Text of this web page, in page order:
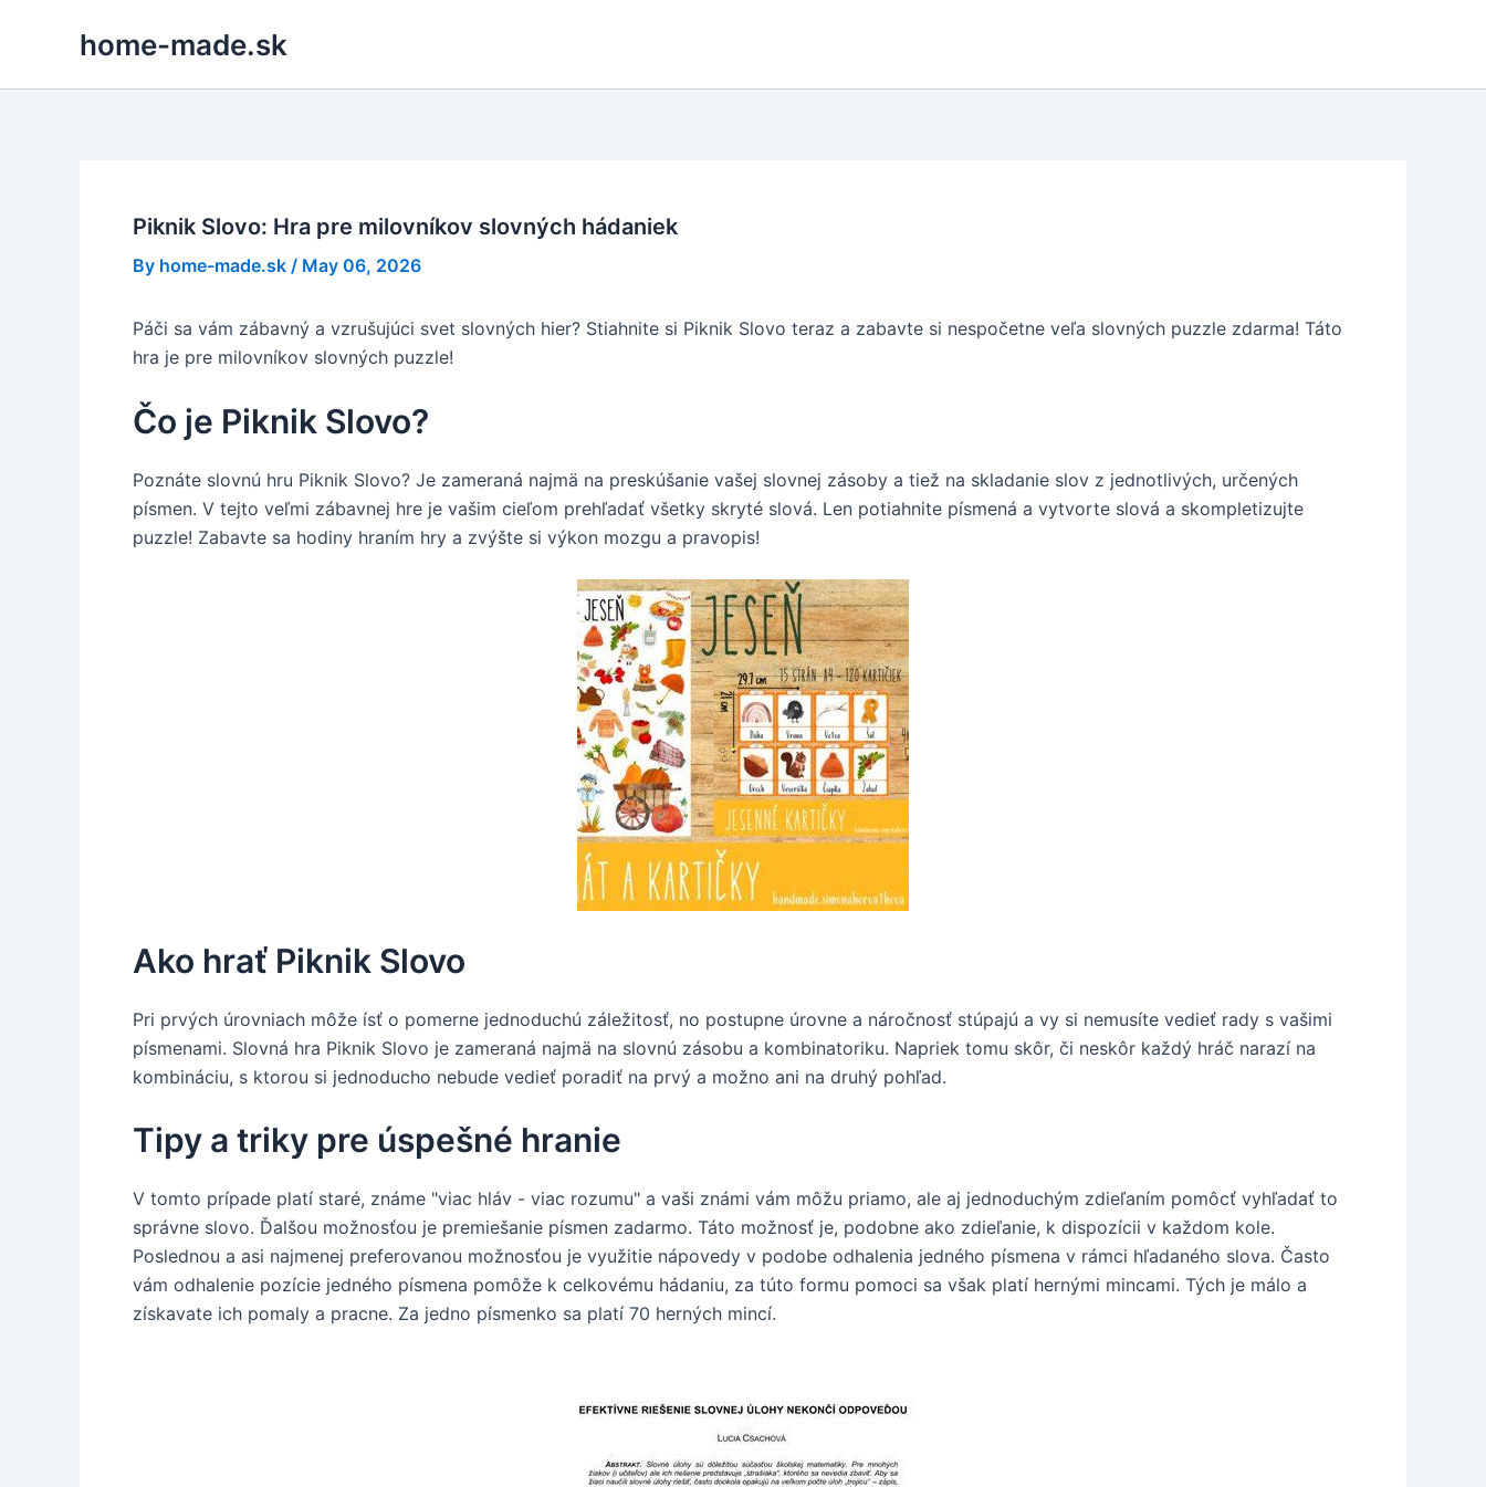
home-made.sk
Piknik Slovo: Hra pre milovníkov slovných hádaniek
By home-made.sk / May 06, 2026
Páči sa vám zábavný a vzrušujúci svet slovných hier? Stiahnite si Piknik Slovo teraz a zabavte si nespočetne veľa slovných puzzle zdarma! Táto
hra je pre milovníkov slovných puzzle!
Čo je Piknik Slovo?
Poznáte slovnú hru Piknik Slovo? Je zameraná najmä na preskúšanie vašej slovnej zásoby a tiež na skladanie slov z jednotlivých, určených
písmen. V tejto veľmi zábavnej hre je vašim cieľom prehľadať všetky skryté slová. Len potiahnite písmená a vytvorte slová a skompletizujte
puzzle! Zabavte sa hodiny hraním hry a zvýšte si výkon mozgu a pravopis!
Ako hrať Piknik Slovo
Pri prvých úrovniach môže ísť o pomerne jednoduchú záležitosť, no postupne úrovne a náročnosť stúpajú a vy si nemusíte vedieť rady s vašimi
písmenami. Slovná hra Piknik Slovo je zameraná najmä na slovnú zásobu a kombinatoriku. Napriek tomu skôr, či neskôr každý hráč narazí na
kombináciu, s ktorou si jednoducho nebude vedieť poradiť na prvý a možno ani na druhý pohľad.
Tipy a triky pre úspešné hranie
V tomto prípade platí staré, známe "viac hláv - viac rozumu" a vaši známi vám môžu priamo, ale aj jednoduchým zdieľaním pomôcť vyhľadať to
správne slovo. Ďalšou možnosťou je premiešanie písmen zadarmo. Táto možnosť je, podobne ako zdieľanie, k dispozícii v každom kole.
Poslednou a asi najmenej preferovanou možnosťou je využitie nápovedy v podobe odhalenia jedného písmena v rámci hľadaného slova. Často
vám odhalenie pozície jedného písmena pomôže k celkovému hádaniu, za túto formu pomoci sa však platí hernými mincami. Tých je málo a
získavate ich pomaly a pracne. Za jedno písmenko sa platí 70 herných mincí.